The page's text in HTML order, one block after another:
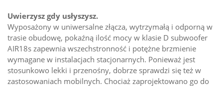
Uwierzysz gdy usłyszysz.
Wyposażony w uniwersalne złącza, wytrzymałą i odporną w
trasie obudowę, pokaźną ilość mocy w klasie D subwoofer
AIR18s zapewnia wszechstronność i potężne brzmienie
wymagane w instalacjach stacjonarnych. Ponieważ jest
stosunkowo lekki i przenośny, dobrze sprawdzi się też w
zastosowaniach mobilnych. Chociaż zaprojektowano go do